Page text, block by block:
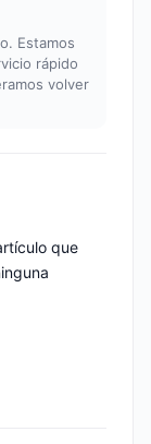
Estamos
rápido
volver
que